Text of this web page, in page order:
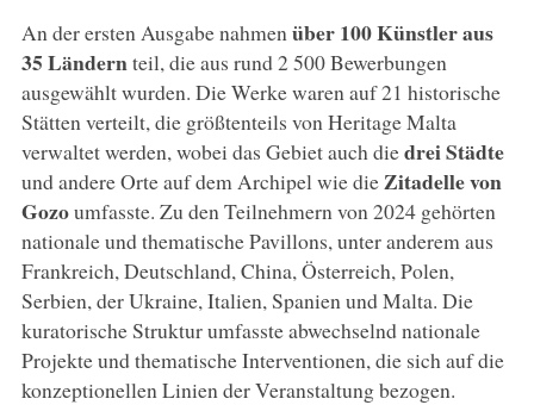
An der ersten Ausgabe nahmenüber 100 Künstler aus
35 Ländernteil, die aus rund 2 500 Bewerbungen
ausgewählt wurden. Die Werke waren auf 21 historische
Stätten verteilt, die größtenteils von Heritage Malta
verwaltet werden, wobei das Gebiet auch diedrei Städte
und andere Orte auf dem Archipel wie dieZitadelle von
Gozoumfasste. Zu den Teilnehmern von 2024 gehörten
nationale und thematische Pavillons, unter anderem aus
Frankreich, Deutschland, China, Österreich, Polen,
Serbien, der Ukraine, Italien, Spanien und Malta. Die
kuratorische Struktur umfasste abwechselnd nationale
Projekte und thematische Interventionen, die sich auf die
konzeptionellen Linien der Veranstaltung bezogen.